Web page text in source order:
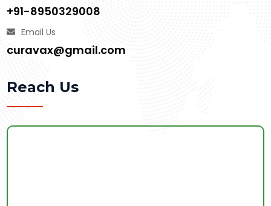
+91-8950329008
Email Us
curavax@gmail.com
Reach Us